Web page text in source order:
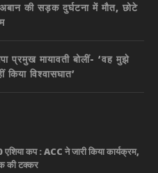
की सड़क दुर्घटना में मौत, छोटे
मायावती बोलीं- ‘वह मुझे
विश्वासघात’
एशिया कप : ACC ने जारी किया कार्यक्रम,
की टक्कर